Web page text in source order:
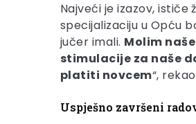
Najveći je izazov,
specijalizaciju u Opću
jučer imali. Molim
stimulacije za naše
platiti novcem“,
Uspješno završeni